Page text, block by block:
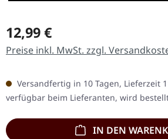
Regulärer Preis:
12,99 €
Preise inkl. MwSt. zzgl.
Versandfertig in 10 Tagen, Lieferzeit
verfügbar beim Lieferanten, wird
IN DEN